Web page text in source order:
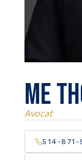
Me
Avocat
514-871-